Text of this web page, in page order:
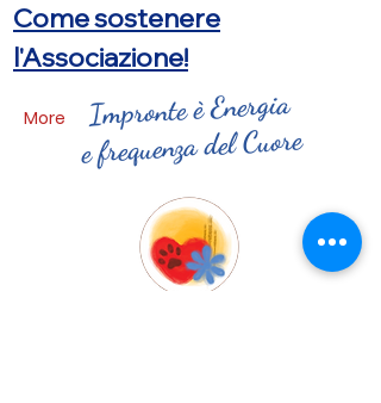
More
Come sostenere
l'Associazione!
Impronte è Energia
e frequenza del Cuore